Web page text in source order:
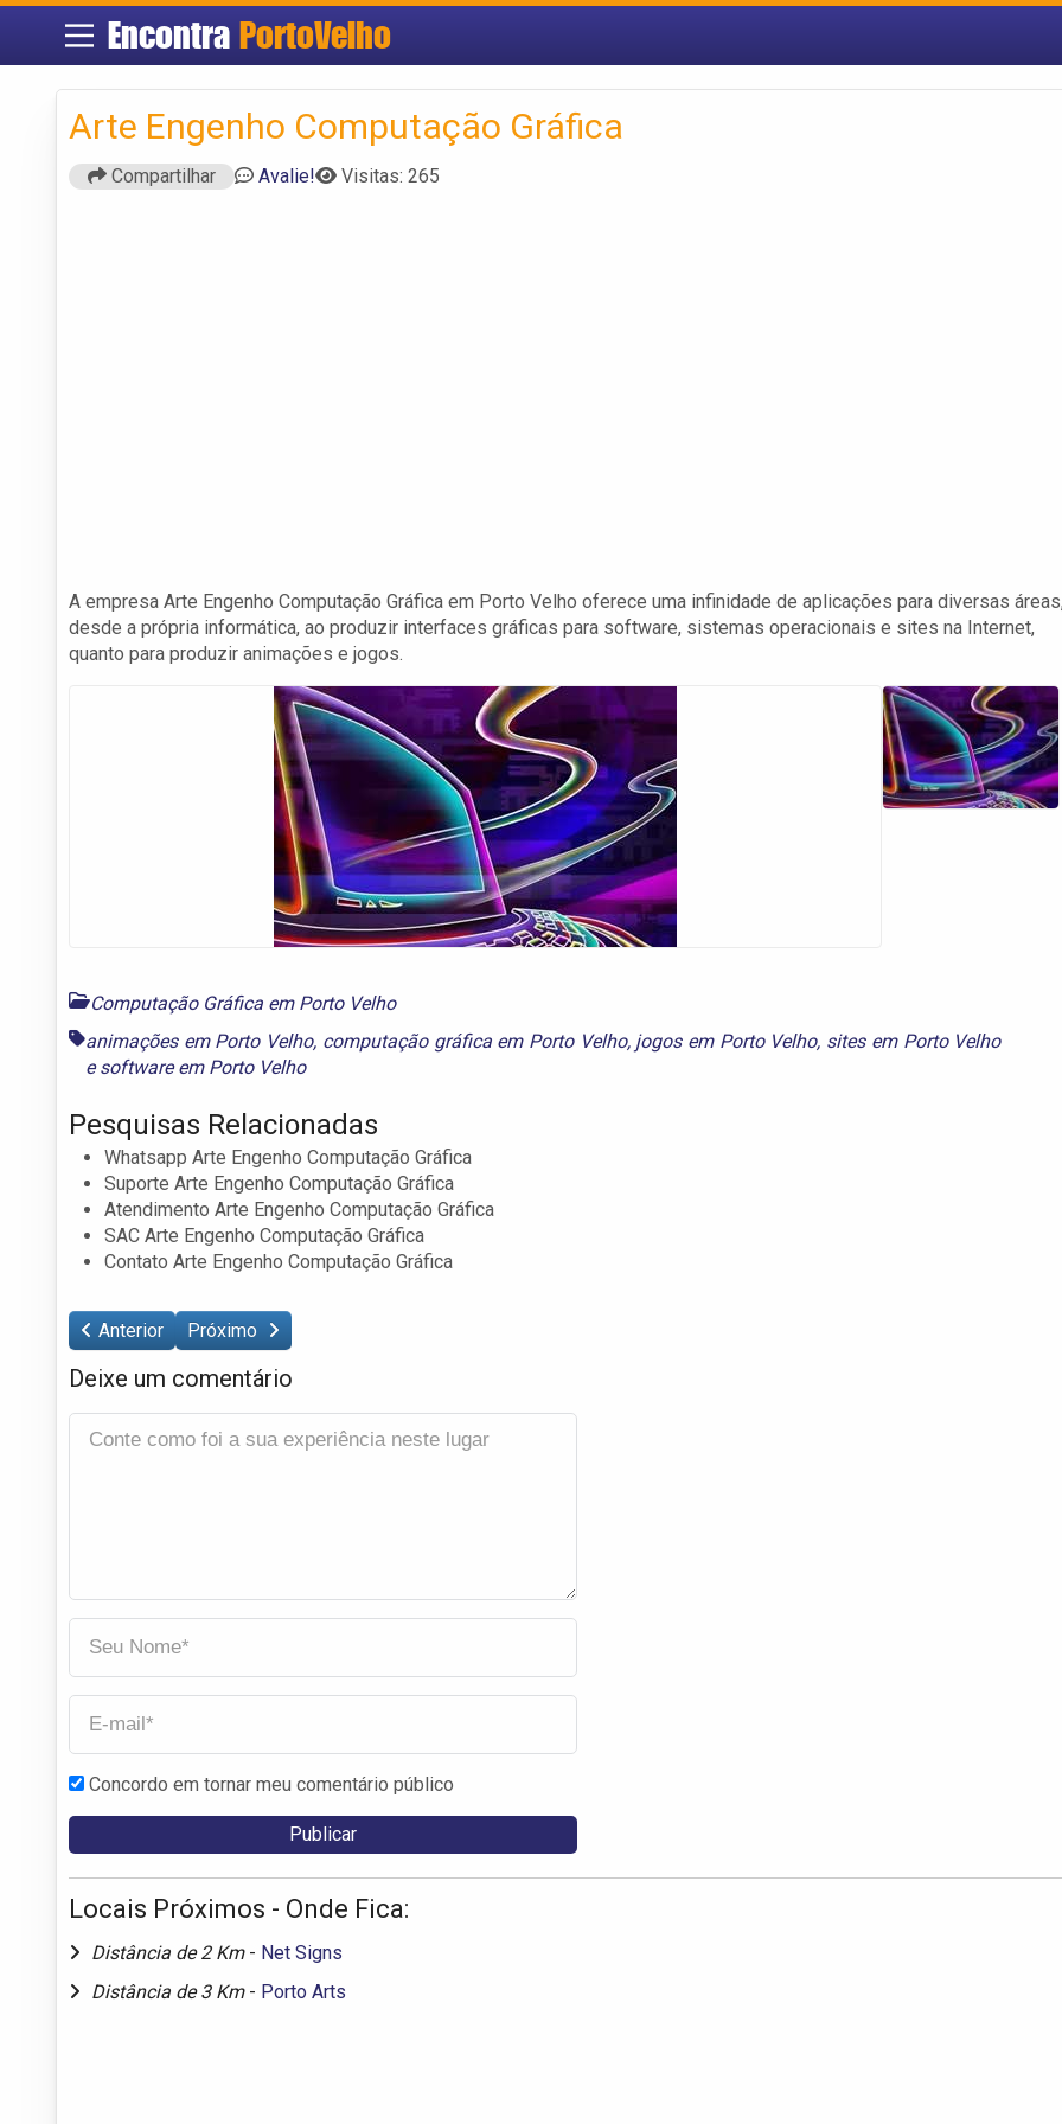
Encontra PortoVelho
Arte Engenho Computação Gráfica
Compartilhar Avalie! Visitas: 265
A empresa Arte Engenho Computação Gráfica em Porto Velho oferece uma infinidade de aplicações para diversas
desde a própria informática, ao produzir interfaces gráficas para software, sistemas operacionais e sites na Internet,
quanto para produzir animações e jogos.
Computação Gráfica em Porto Velho
animações em Porto Velho, computação gráfica em Porto Velho, jogos em Porto Velho, sites em Porto Velho
esoftware em Porto Velho
Pesquisas Relacionadas
Whatsapp Arte Engenho Computação Gráfica
Suporte Arte Engenho Computação Gráfica
Atendimento Arte Engenho Computação Gráfica
SAC Arte Engenho Computação Gráfica
Contato Arte Engenho Computação Gráfica
Anterior Próximo
Deixe um comentário
Concordo em tornar meu comentário público
Locais Próximos - Onde Fica:
Distância de 2 Km - Net Signs
Distância de 3 Km - Porto Arts